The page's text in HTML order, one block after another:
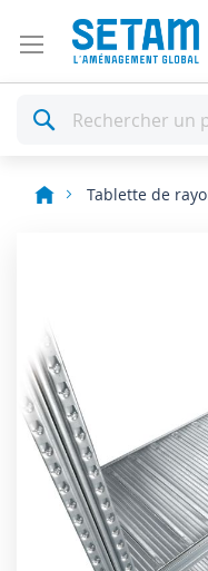
Rechercher
Tablette de
the
images
gallery